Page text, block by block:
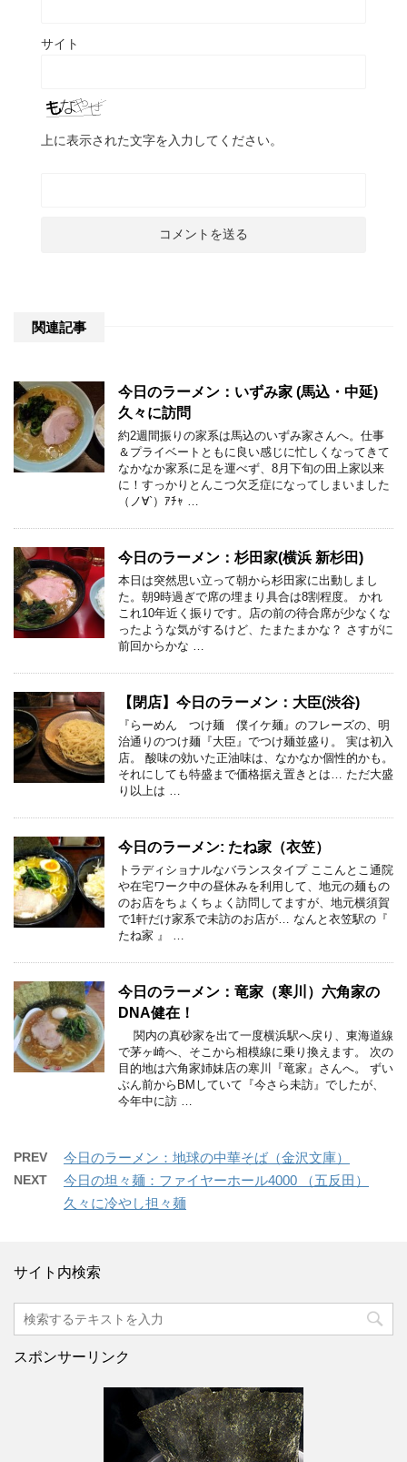
サイト
上に表示された文字を入力してください。
関連記事
今日のラーメン：いずみ家 (馬込・中延)
久々に訪問
約2週間振りの家系は馬込のいずみ家さんへ。仕事
＆プライベートともに良い感じに忙しくなってきて
なかなか家系に足を運べず、8月下旬の田上家以来
に！すっかりとんこつ欠乏症になってしまいました
（ノ∀`）ｱﾁｬ …
今日のラーメン：杉田家(横浜 新杉田)
本日は突然思い立って朝から杉田家に出動しまし
た。朝9時過ぎで席の埋まり具合は8割程度。 かれ
これ10年近く振りです。店の前の待合席が少なくな
ったような気がするけど、たまたまかな？ さすがに
前回からかな …
【閉店】今日のラーメン：大臣(渋谷)
『らーめん つけ麺 僕イケ麺』のフレーズの、明
治通りのつけ麺『大臣』でつけ麺並盛り。 実は初入
店。 酸味の効いた正油味は、なかなか個性的かも。
それにしても特盛まで価格据え置きとは… ただ大盛
り以上は …
今日のラーメン: たね家（衣笠）
トラディショナルなバランスタイプ ここんとこ通院
や在宅ワーク中の昼休みを利用して、地元の麺もの
のお店をちょくちょく訪問してますが、地元横須賀
で1軒だけ家系で未訪のお店が… なんと衣笠駅の『
たね家 』 …
今日のラーメン：竜家（寒川）六角家の
DNA健在！
関内の真砂家を出て一度横浜駅へ戻り、東海道線
で茅ヶ崎へ、そこから相模線に乗り換えます。 次の
目的地は六角家姉妹店の寒川『竜家』さんへ。 ずい
ぶん前からBMしていて『今さら未訪』でしたが、
今年中に訪 …
PREV 今日のラーメン：地球の中華そば（金沢文庫）
NEXT
今日の坦々麺：ファイヤーホール4000 （五反田）
久々に冷やし担々麺
サイト内検索
スポンサーリンク